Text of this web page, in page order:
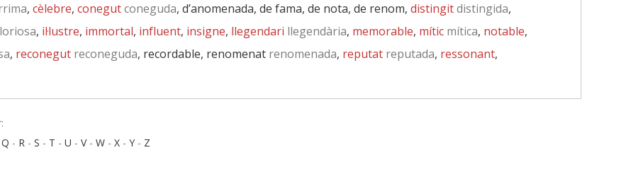
, cèlebre, conegutconeguda, d’anomenada, de fama, de nota, de renom, distingitdistingida,
, il·lustre, immortal, influent, insigne, llegendari llegendària, memorable, mític mítica, notable,
, reconegut reconeguda, recordable, renomenat renomenada, reputat reputada, ressonant,
Q - R - S - T - U - V- W - X - Y - Z